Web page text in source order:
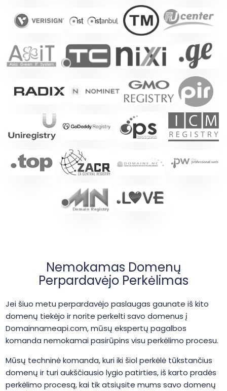
Nemokamas Domenų
Perpardavėjo Perkėlimas
Jei šiuo metu perpardavėjo paslaugas gaunate iš kito
domenų tiekėjo ir norite perkelti savo domenus į
Domainnameapi.com, mūsų ekspertų pagalbos
komanda nemokamai pasirūpins visu perkėlimo procesu.
Mūsų techninė komanda, kuri iki šiol perkėlė tūkstančius
domenų ir turi aukščiausio lygio patirties, iš karto pradės
perkėlimo procesą, kai tik atsiųsite mums savo domenų